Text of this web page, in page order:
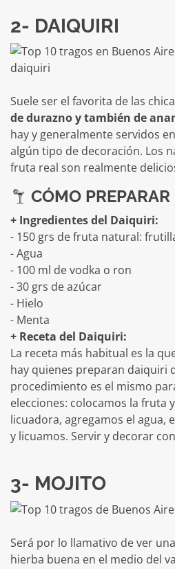
2- DAIQUIRI
Suele ser el favorita de las
de durazno y también de
hay y generalmente servidos
algún tipo de decoración. Los
fruta real son realmente
CÓMO
+ Ingredientes del Daiquiri:
- 150 grs de fruta natural:
- Agua
- 100 ml de vodka o ron
- 30 grs de azúcar
- Hielo
- Menta
+ Receta del Daiquiri:
La receta más habitual es la
hay quienes preparan daiquiri
procedimiento es el mismo
elecciones: colocamos la fruta
licuadora, agregamos el agua,
y licuamos. Servir y decorar
3- MOJITO
Será por lo llamativo de ver
hierba buena en el medio del